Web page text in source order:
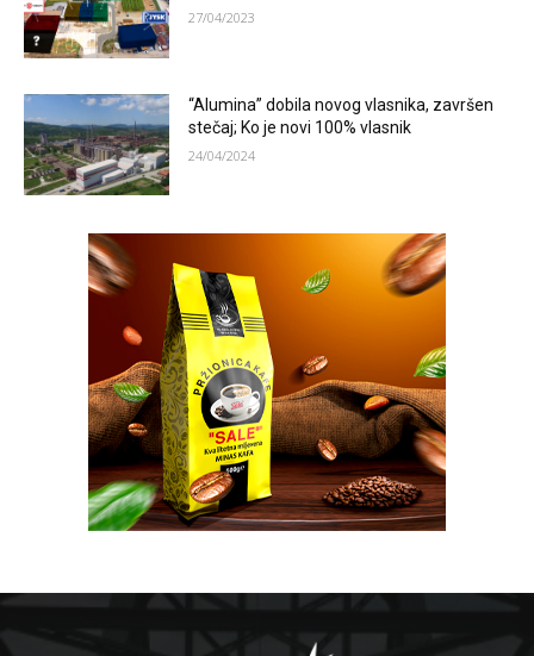
27/04/2023
“Alumina” dobila novog vlasnika, završen
stečaj; Ko je novi 100% vlasnik
24/04/2024